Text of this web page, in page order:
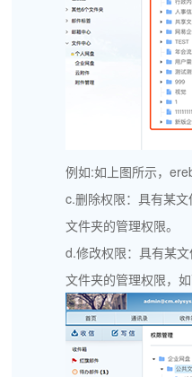
例如:如上图所示，
c.删除权限：具有某
文件夹的管理权限。
d.修改权限：具有某
文件夹的管理权限，